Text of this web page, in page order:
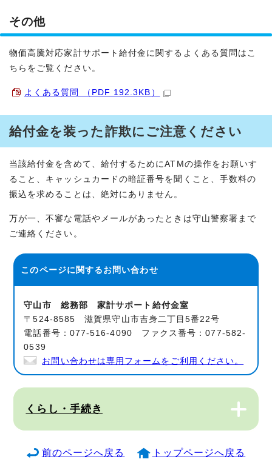
その他
物価高騰対応家計サポート給付金に関するよくある質問はこ
ちらをご覧ください。
よくある質問 （PDF 192.3KB）
給付金を装った詐欺にご注意ください
当該給付金を含めて、給付するためにATMの操作をお願いす
ること、キャッシュカードの暗証番号を聞くこと、手数料の
振込を求めることは、絶対にありません。
万が一、不審な電話やメールがあったときは守山警察署まで
ご連絡ください。
このページに関するお問い合わせ
守山市 総務部 家計サポート給付金室
〒524-8585 滋賀県守山市吉身二丁目5番22号
電話番号：077-516-4090 ファクス番号：077-582-
0539
お問い合わせは専用フォームをご利用ください。
くらし・手続き
前のページへ戻る トップページへ戻る